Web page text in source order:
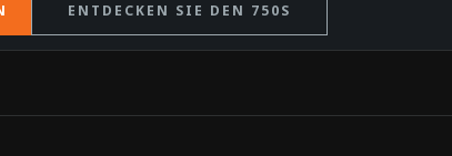
ENTDECKEN SIE DEN 750S